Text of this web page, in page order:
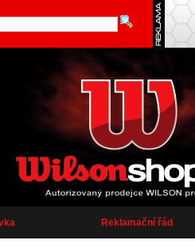
Reklamační řád